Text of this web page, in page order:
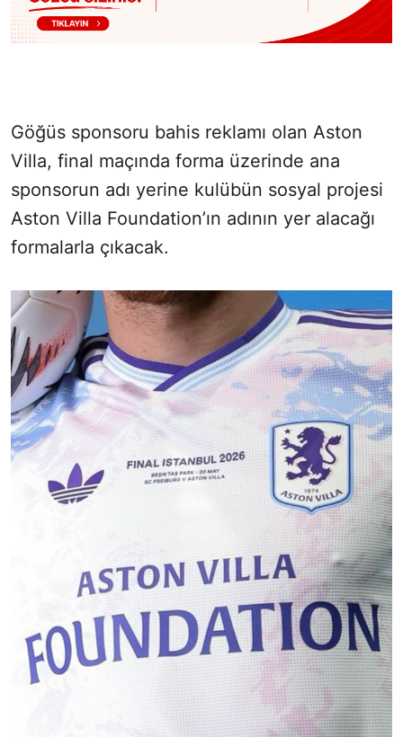
Göğüs sponsoru bahis reklamı olan Aston
Villa, final maçında forma üzerinde ana
sponsorun adı yerine kulübün sosyal projesi
Aston Villa Foundation’ın adının yer alacağı
formalarla çıkacak.